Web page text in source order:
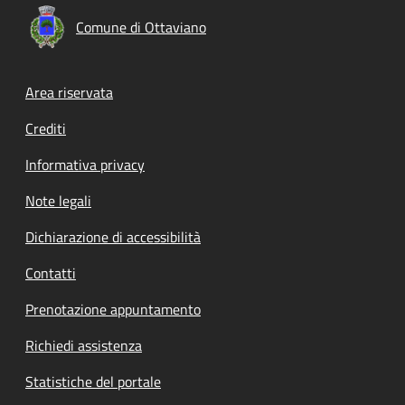
Comune di Ottaviano
Footer menu
Area riservata
Crediti
Informativa privacy
Note legali
Dichiarazione di accessibilità
Contatti
Prenotazione appuntamento
Richiedi assistenza
Statistiche del portale